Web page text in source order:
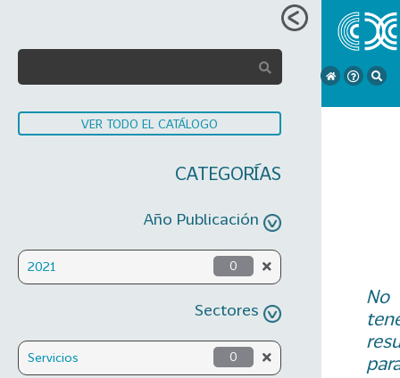
VER TODO EL CATÁLOGO
CATEGORÍAS
Año Publicación
2021 0
Sectores
Servicios 0
No